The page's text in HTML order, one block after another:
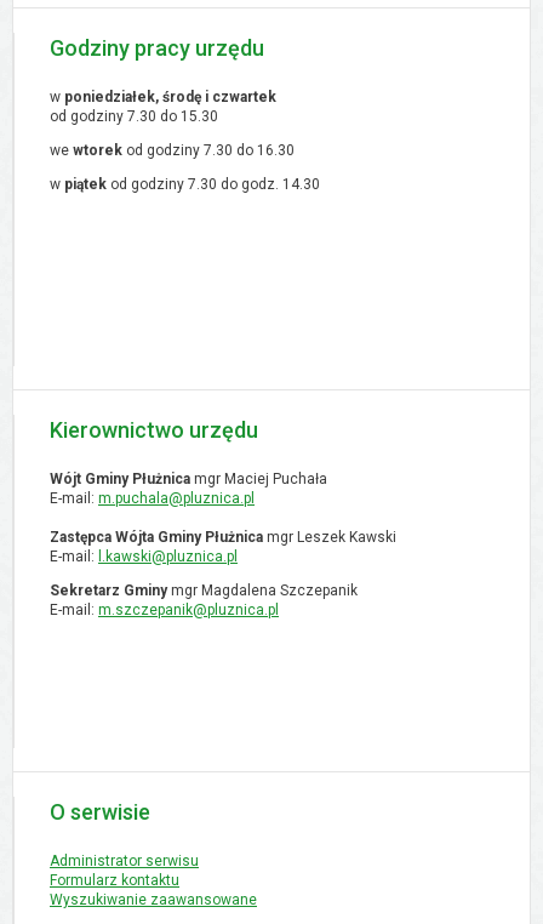
Godziny pracy urzędu
w poniedziałek, środę i czwartek
od godziny 7.30 do 15.30
we wtorek od godziny 7.30 do 16.30
w piątek od godziny 7.30 do godz. 14.30
Kierownictwo urzędu
Wójt Gminy Płużnica mgr Maciej Puchała
E-mail: m.puchala@pluznica.pl
Zastępca Wójta Gminy Płużnica mgr Leszek Kawski
E-mail: l.kawski@pluznica.pl
Sekretarz Gminymgr Magdalena Szczepanik
E-mail: m.szczepanik@pluznica.pl
O serwisie
Administrator serwisu
Formularz kontaktu
Wyszukiwanie zaawansowane